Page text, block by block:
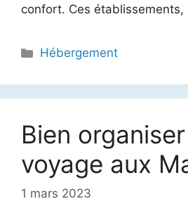
confort. Ces établissements,
Catégories
Hébergement
Bien
voyage aux
1 mars 2023